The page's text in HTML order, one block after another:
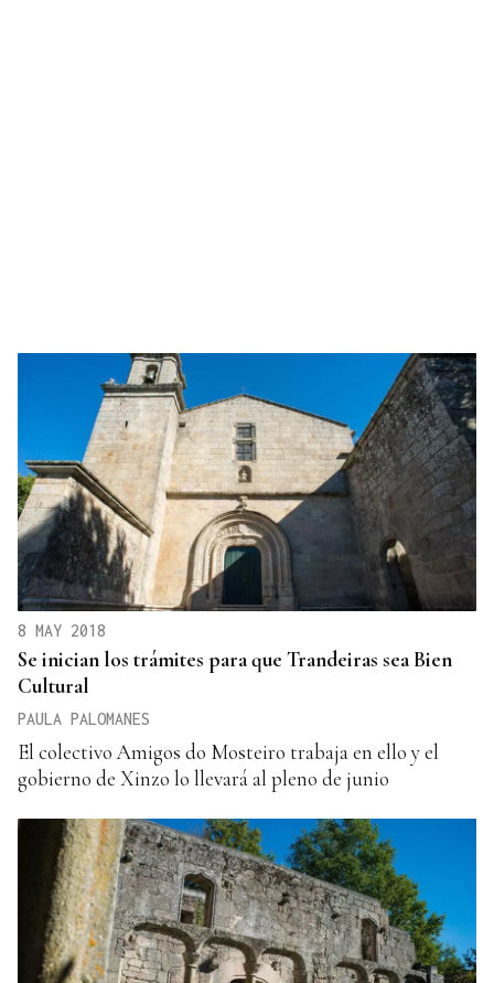
8 MAY 2018
Se inician los trámites para que Trandeiras sea Bien
Cultural
PAULA PALOMANES
El colectivo Amigos do Mosteiro trabaja en ello y el
gobierno de Xinzo lo llevará al pleno de junio